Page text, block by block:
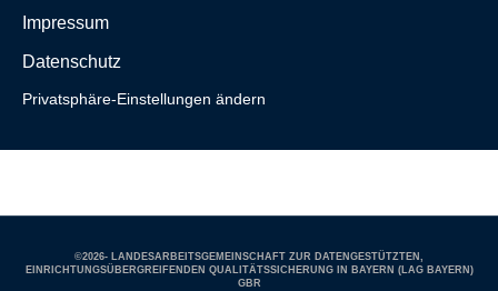
Impressum
Datenschutz
Privatsphäre-Einstellungen ändern
©2026- LANDESARBEITSGEMEINSCHAFT ZUR DATENGESTÜTZTEN,
EINRICHTUNGSÜBERGREIFENDEN QUALITÄTSSICHERUNG IN BAYERN (LAG BAYERN)
GBR